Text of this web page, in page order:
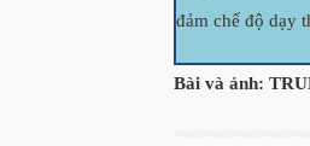
đảm chế độ dạy
Bài và ảnh: